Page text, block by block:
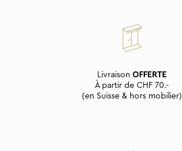
Livraison OFFERTE
À partir de CHF 70.-
(en Suisse & hors mobilier)